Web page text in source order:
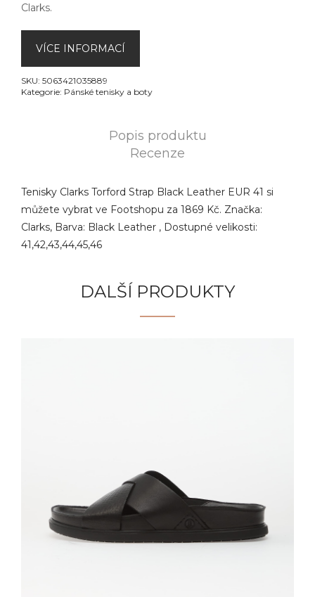
Clarks.
VÍCE INFORMACÍ
SKU: 5063421035889
Kategorie: Pánské tenisky a boty
Popis produktu
Recenze
Tenisky Clarks Torford Strap Black Leather EUR 41 si
můžete vybrat ve Footshopu za 1869 Kč. Značka:
Clarks, Barva: Black Leather , Dostupné velikosti:
41,42,43,44,45,46
DALŠÍ PRODUKTY